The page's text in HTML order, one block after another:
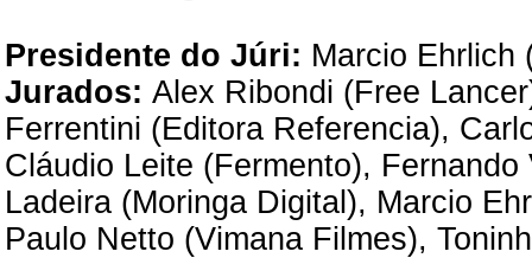
Presidente do Júri: Marcio Ehrlich
Jurados: Alex Ribondi (Free
Ferrentini (Editora Referencia),
Cláudio Leite (Fermento),
Ladeira (Moringa Digital), Marcio
Paulo Netto (Vimana Filmes),